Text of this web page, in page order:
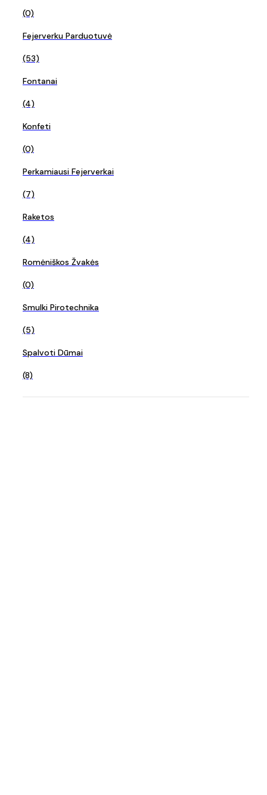
(0)
Fejerverku Parduotuvė
(53)
Fontanai
(4)
Konfeti
(0)
Perkamiausi Fejerverkai
(7)
Raketos
(4)
Romėniškos Žvakės
(0)
Smulki Pirotechnika
(5)
Spalvoti Dūmai
(8)